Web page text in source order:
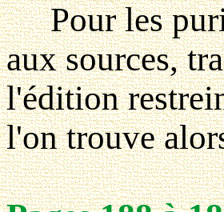
Pour les
aux sources,
l'édition
l'on trouve